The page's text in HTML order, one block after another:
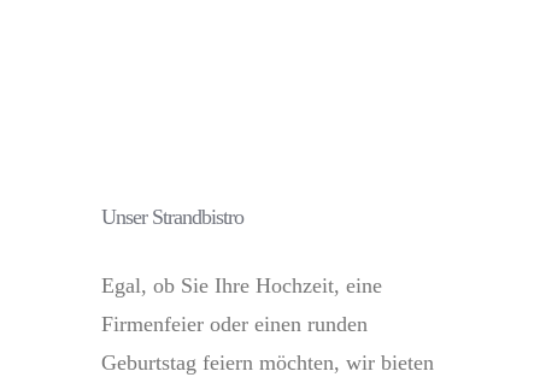
Unser Strandbistro
Egal, ob Sie Ihre Hochzeit, eine
Firmenfeier oder einen runden
Geburtstag feiern möchten, wir bieten